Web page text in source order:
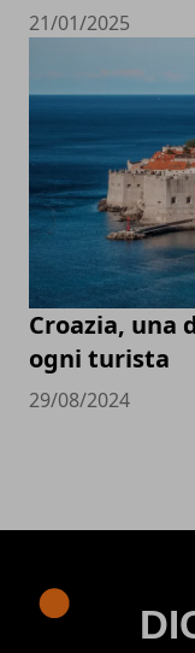
21/01/2025
Croazia, una
ogni turista
29/08/2024